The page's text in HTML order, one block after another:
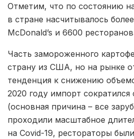
Отметим, что по состоянию
в стране насчитывалось
McDonald’s и 6600
Часть замороженного
страну из США, но на рынке
тенденция к снижению
2020 году импорт сократился
(основная причина – все
проходили масштабное
на Covid-19, рестораторы